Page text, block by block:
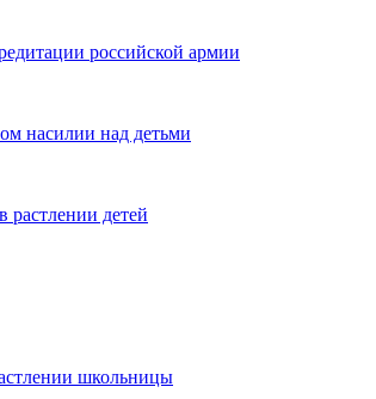
российской армии
насилии над детьми
растлении детей
школьницы